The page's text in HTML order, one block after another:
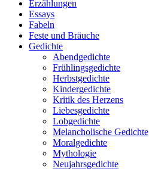
Erzählungen
Essays
Fabeln
Feste und Bräuche
Gedichte
Abendgedichte
Frühlingsgedichte
Herbstgedichte
Kindergedichte
Kritik des Herzens
Liebesgedichte
Lobgedichte
Melancholische Gedichte
Moralgedichte
Mythologie
Neujahrsgedichte